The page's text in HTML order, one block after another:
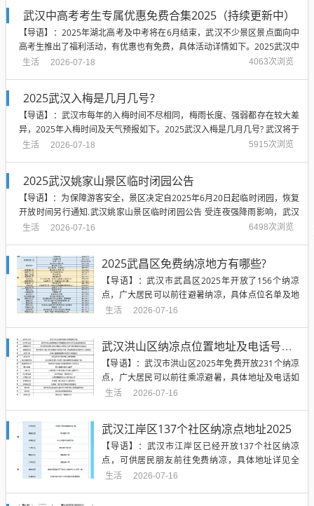
武汉中高考考生专属优惠免费合集2025（持续更新中）
【导语】：2025年湖北高考及中考将在6月结束，武汉不少景区景点面向中
高考生推出了福利活动，有优惠也有免费，具体活动详情如下。2025武汉中
高考考生专属优惠免费合集 提醒：为防景区相关政策、开放时间等临时调整
生活 2026-07-18 4063次浏览
2025武汉入梅是几月几号？
【导语】：武汉市每年的入梅时间不尽相同，梅雨长度、强弱都存在较大差
异，2025年入梅时间及天气预报如下。2025武汉入梅是几月几号? 武汉将于
2025年6月18日正式进入梅雨期。 武汉气象于2025年6月16日发布天气预
生活 2026-07-18 5915次浏览
2025武汉姚家山景区临时闭园公告
【导语】：为保障游客安全，景区决定自2025年6月20日起临时闭园，恢复
开放时间另行通知.武汉姚家山景区临时闭园公告 受连夜强降雨影响，武汉
姚家山景区香溪谷出入主干道及河道涨水，暂时不能通行。为保障游客安
生活 2026-07-16 6498次浏览
2025武昌区免费纳凉地方有哪些?
【导语】：武汉市武昌区2025年开放了156个纳凉
点，广大居民可以前往避暑纳凉，具体点位名单及地
址等详见全文。2025武昌区免费纳凉地方有哪些? 20
生活 2026-07-16
武汉洪山区纳凉点位置地址及电话号码一览表2025
【导语】：武汉市洪山区2025年免费开放231个纳凉
点，广大居民可以前往乘凉避暑，具体地址及电话如
下。2025武汉洪山区纳凉点位置地址及电话号码一览
生活 2026-07-16
武汉江岸区137个社区纳凉点地址2025
【导语】：武汉市江岸区已经开放137个社区纳凉
点，可供居民朋友前往免费纳凉，具体地址详见全
文。2025武汉江岸区137个社区纳凉点地址 江岸137
生活 2026-07-16